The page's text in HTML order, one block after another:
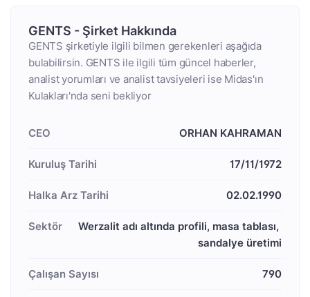
GENTS - Şirket Hakkında
GENTS şirketiyle ilgili bilmen gerekenleri aşağıda
bulabilirsin. GENTS ile ilgili tüm güncel haberler,
analist yorumları ve analist tavsiyeleri ise Midas'ın
Kulakları'nda seni bekliyor
CEO ORHAN KAHRAMAN
Kuruluş Tarihi 17/11/1972
Halka Arz Tarihi 02.02.1990
Sektör
Werzalit adı altında profili, masa tablası,
sandalye üretimi
Çalışan Sayısı 790